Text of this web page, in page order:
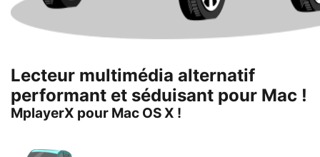
Lecteur multimédia alternatif
performant et séduisant pour Mac !
MplayerX pour Mac OS X !